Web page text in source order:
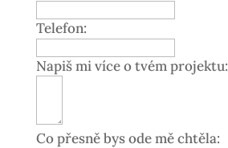
Telefon:
Napiš mi více o tvém projektu:
Co přesně bys ode mě chtěla: